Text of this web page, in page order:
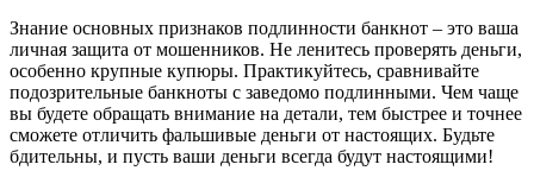
Знание основных признаков подлинности банкнот – это ваша
личная защита от мошенников. Не ленитесь проверять деньги,
особенно крупные купюры. Практикуйтесь, сравнивайте
подозрительные банкноты с заведомо подлинными. Чем чаще
вы будете обращать внимание на детали, тем быстрее и точнее
сможете отличить фальшивые деньги от настоящих. Будьте
бдительны, и пусть ваши деньги всегда будут настоящими!